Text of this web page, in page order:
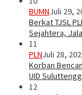
BUMNJuli 29,
Berkat TJSL
Sejahtera,
11
PLNJuli 28,
Korban
UID
12